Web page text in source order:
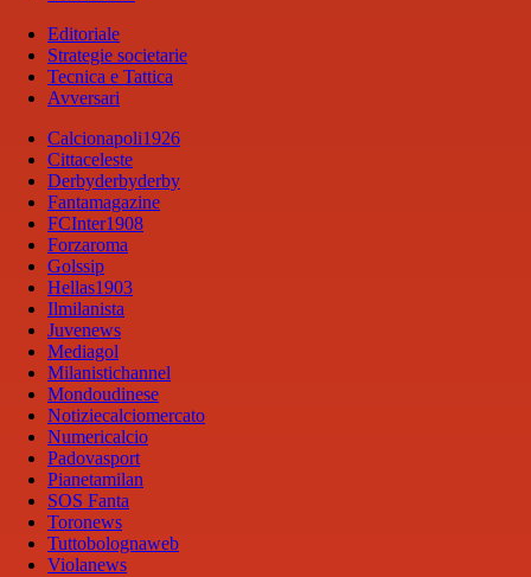
Editoriale
Strategie societarie
Tecnica e Tattica
Avversari
Calcionapoli1926
Cittaceleste
Derbyderbyderby
Fantamagazine
FCInter1908
Forzaroma
Golssip
Hellas1903
Ilmilanista
Juvenews
Mediagol
Milanistichannel
Mondoudinese
Notiziecalciomercato
Numericalcio
Padovasport
Pianetamilan
SOS Fanta
Toronews
Tuttobolognaweb
Violanews